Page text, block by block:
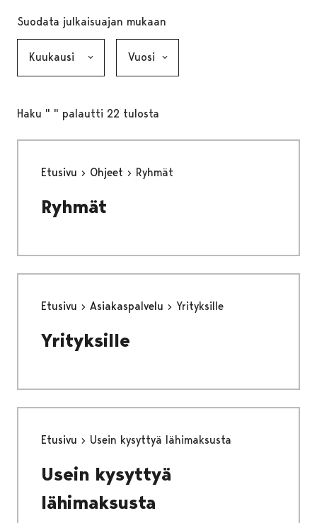
Suodata julkaisuajan mukaan
Haku " " palautti 22 tulosta
Etusivu Ohjeet Ryhmät
Ryhmät
Etusivu Asiakaspalvelu Yrityksille
Yrityksille
Etusivu Usein kysyttyä lähimaksusta
Usein kysyttyä
lähimaksusta